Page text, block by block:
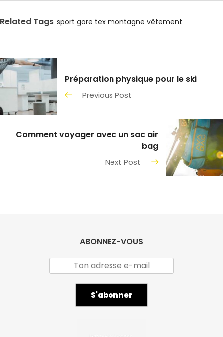
Related Tags sport gore tex montagne vêtement
Préparation physique pour le ski
Previous Post
Comment voyager avec un sac air
bag
Next Post
ABONNEZ-VOUS